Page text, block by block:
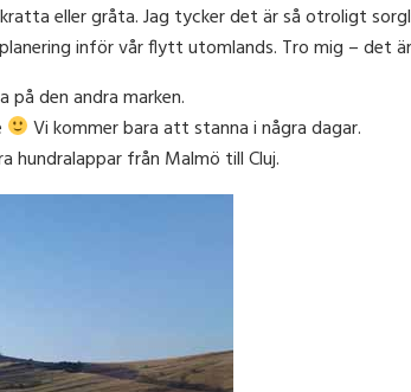
eller gråta. Jag tycker det är så otroligt
inför vår flytt utomlands. Tro mig – det
den andra marken.
Vi kommer bara att stanna i några dagar.
hundralappar från Malmö till Cluj.